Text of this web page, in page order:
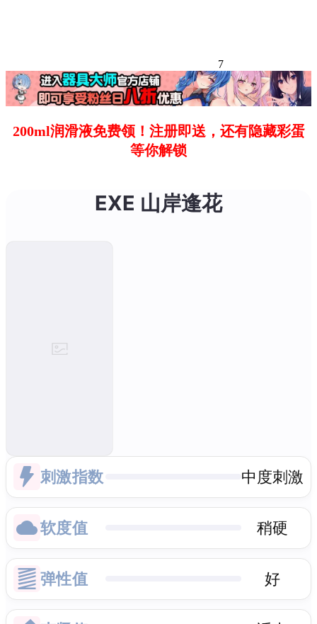
7
200ml润滑液免费领！注册即送，还有隐藏彩蛋
等你解锁
EXE 山岸逢花
刺激指数 中度刺激
软度值 稍硬
弹性值 好